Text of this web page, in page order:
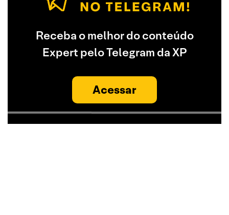
Receba o melhor do conteúdo
Expert pelo Telegram da XP
Acessar